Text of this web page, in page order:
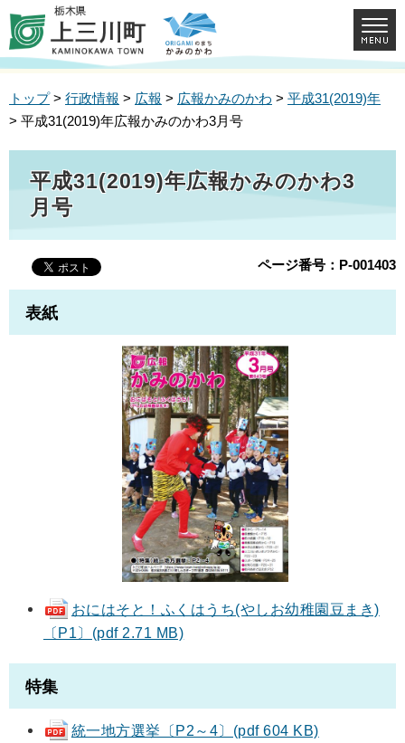
トップ> 行政情報 > 広報 > 広報かみのかわ > 平成31(2019)年
> 平成31(2019)年広報かみのかわ3月号
平成31(2019)年広報かみのかわ3
月号
ページ番号：P-001403
表紙
おにはそと！ふくはうち(やしお幼稚園豆まき)
〔P1〕(pdf 2.71 MB)
特集
統一地方選挙〔P2～4〕(pdf 604 KB)